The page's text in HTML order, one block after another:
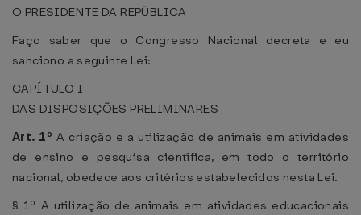
O PRESIDENTE DA REPÚBLICA
Faço saber que o Congresso Nacional decreta e eu
sanciono a seguinte Lei:
CAPÍTULO I
DAS DISPOSIÇÕES PRELIMINARES
Art. 1ºA criação e a utilização de animais em atividades
de ensino e pesquisa científica, em todo o território
nacional, obedece aos critérios estabelecidos nesta Lei.
§ 1º A utilização de animais em atividades educacionais